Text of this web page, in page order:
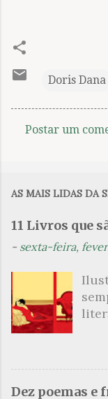
Doris Dana
n
i
o
Postar um
AS MAIS LIDAS DA
11 Livros que
- sexta-feira,
Dez poemas e